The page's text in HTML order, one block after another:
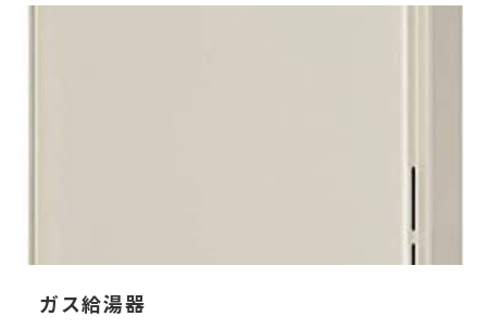
ガス給湯器